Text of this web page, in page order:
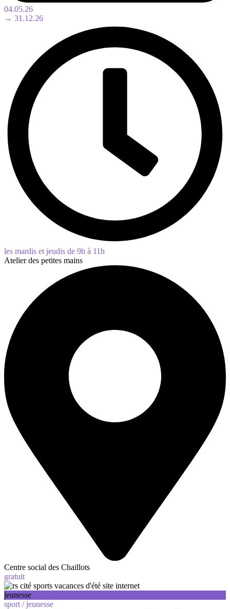
04.05.26
→ 31.12.26
les mardis et jeudis de 9h à 11h
Atelier des petites mains
Centre social des Chaillots
gratuit
jeunesse
sport /jeunesse